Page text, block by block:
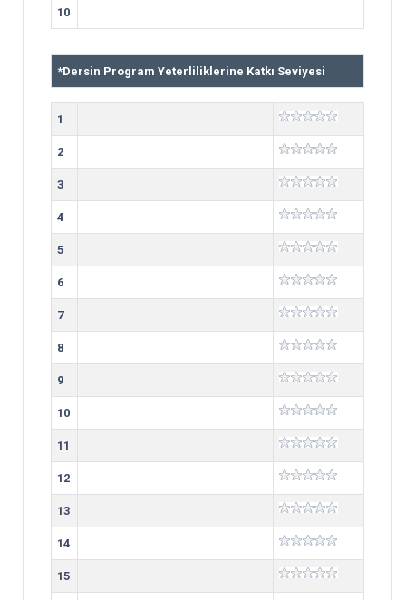
10
*Dersin Program Yeterliliklerine Katkı Seviyesi
1
2
3
4
5
6
7
8
9
10
11
12
13
14
15